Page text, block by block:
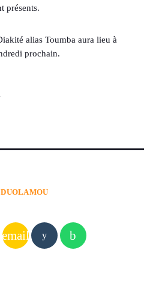
présents.
alias Toumba aura lieu à
prochain.
email